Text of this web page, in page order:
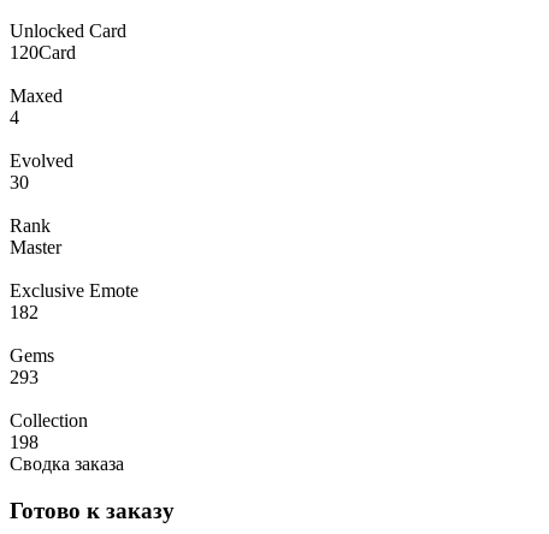
Unlocked Card
120Card
Maxed
4
Evolved
30
Rank
Master
Exclusive Emote
182
Gems
293
Collection
198
Сводка заказа
Готово к заказу